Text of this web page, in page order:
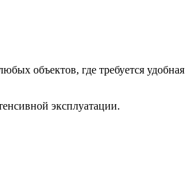
объектов, где требуется удобная
эксплуатации.